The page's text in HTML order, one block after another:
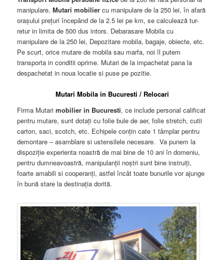
manipulare,Mutari mobilier cu manipulare de la 250 lei, în afară
orașului preţuri începând de la 2.5 lei pe km, se calculează tur-
retur in limita de 500 dus intors. Debarasare Mobila cu
manipulare de la 250 lei, Depozitare mobila, bagaje, obiecte, etc.
Pe scurt, orice mutare de mobila sau marfa, noi îl putem
transporta in conditii oprime. Mutari de la impachetat pana la
despachetat in noua locatie si puse pe pozitie.
Mutari Mobila in Bucuresti / Relocari
Firma Mutarimobilier in Bucuresti, ce include personal calificat
pentru mutare, sunt dotați cu folie bule de aer, folie stretch, cutii
carton, saci, scotch, etc. Echipele conțin cate 1 tâmplar pentru
demontare – asamblare si ustensilele necesare. Va punem la
dispoziție experienta noastră de mai bine de 10 ani în domeniu,
pentru dumneavoastră, manipulanții noștri sunt bine instruiți,
foarte amabili si cooperanți, astfel încât toate bunurile vor ajunge
în bună stare la destinația dorită.